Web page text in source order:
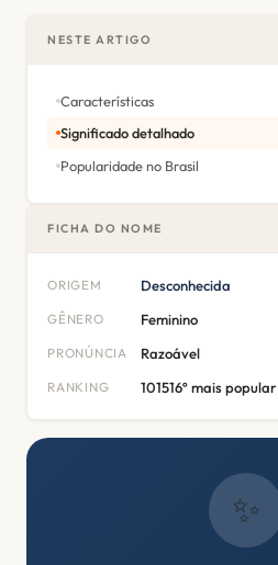
NESTE ARTIGO
Características
Significado detalhado
Popularidade no Brasil
FICHA DO NOME
ORIGEM Desconhecida
GÊNERO Feminino
PRONÚNCIA Razoável
RANKING 101516º mais popular
✨